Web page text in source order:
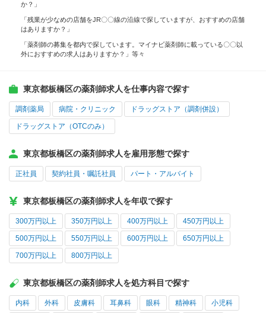
か？」
「残業が少なめの店舗をJR〇〇線の沿線で探していますが、おすすめの店舗
はありますか？」
「薬剤師の募集を都内で探しています。マイナビ薬剤師に載っている〇〇以
外におすすめの求人はありますか？」等々
東京都板橋区の薬剤師求人を仕事内容で探す
調剤薬局 病院・クリニック ドラッグストア（調剤併設）
ドラッグストア（OTCのみ）
東京都板橋区の薬剤師求人を雇用形態で探す
正社員 契約社員・嘱託社員 パート・アルバイト
東京都板橋区の薬剤師求人を年収で探す
300万円以上 350万円以上 400万円以上 450万円以上
500万円以上 550万円以上 600万円以上 650万円以上
700万円以上 800万円以上
東京都板橋区の薬剤師求人を処方科目で探す
内科 外科 皮膚科 耳鼻科 眼科 精神科 小児科